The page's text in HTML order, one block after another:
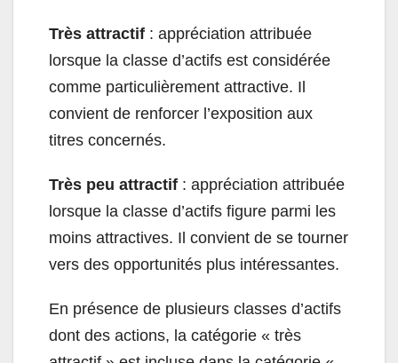
Très attractif : appréciation attribuée
lorsque la classe d’actifs est considérée
comme particulièrement attractive. Il
convient de renforcer l’exposition aux
titres concernés.
Très peu attractif : appréciation attribuée
lorsque la classe d’actifs figure parmi les
moins attractives. Il convient de se tourner
vers des opportunités plus intéressantes.
En présence de plusieurs classes d’actifs
dont des actions, la catégorie « très